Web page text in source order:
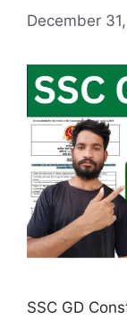
December
SSC GD